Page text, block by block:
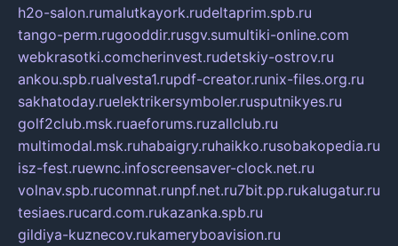
h2o-salon.rumalutkayork.rudeltaprim.spb.ru
tango-perm.rugooddir.rusgv.sumultiki-online.com
webkrasotki.comcherinvest.rudetskiy-ostrov.ru
ankou.spb.rualvesta1.rupdf-creator.runix-files.org.ru
sakhatoday.ruelektrikersymboler.rusputnikyes.ru
golf2club.msk.ruaeforums.ruzallclub.ru
multimodal.msk.ruhabaigry.ruhaikko.rusobakopedia.ru
isz-fest.ruewnc.infoscreensaver-clock.net.ru
volnav.spb.rucomnat.runpf.net.ru7bit.pp.rukalugatur.ru
tesiaes.rucard.com.rukazanka.spb.ru
gildiya-kuznecov.rukameryboavision.ru